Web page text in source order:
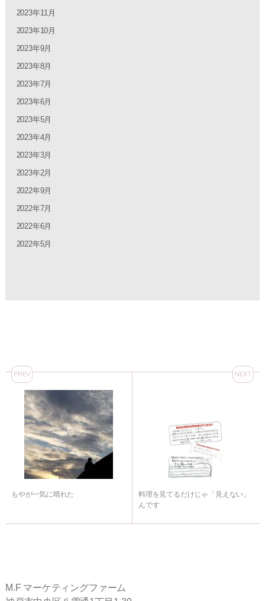
2023年11月
2023年10月
2023年9月
2023年8月
2023年7月
2023年6月
2023年5月
2023年4月
2023年3月
2023年2月
2022年9月
2022年7月
2022年6月
2022年5月
PREV
もやが一気に晴れた
NEXT
料理を見てるだけじゃ「見えない」
んです
M.F マーケティングファーム